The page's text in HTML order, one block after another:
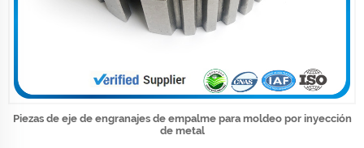
Piezas de eje de engranajes de empalme para moldeo por inyección
de metal